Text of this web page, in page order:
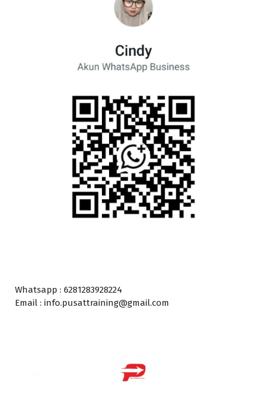
Whatsapp : 6281283928224
Email : info.pusattraining@gmail.com